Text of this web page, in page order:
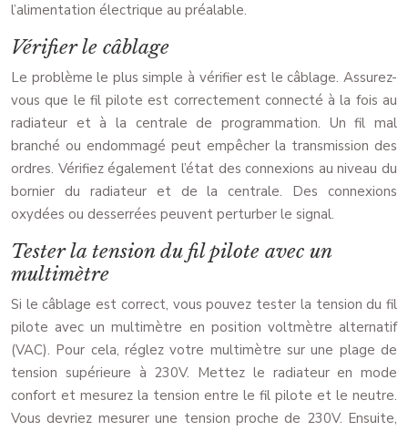
l’alimentation électrique au préalable.
Vérifier le câblage
Le problème le plus simple à vérifier est le câblage. Assurez-
vous que le fil pilote est correctement connecté à la fois au
radiateur et à la centrale de programmation. Un fil mal
branché ou endommagé peut empêcher la transmission des
ordres. Vérifiez également l’état des connexions au niveau du
bornier du radiateur et de la centrale. Des connexions
oxydées ou desserrées peuvent perturber le signal.
Tester la tension du fil pilote avec un
multimètre
Si le câblage est correct, vous pouvez tester la tension du fil
pilote avec un multimètre en position voltmètre alternatif
(VAC). Pour cela, réglez votre multimètre sur une plage de
tension supérieure à 230V. Mettez le radiateur en mode
confort et mesurez la tension entre le fil pilote et le neutre.
Vous devriez mesurer une tension proche de 230V. Ensuite,